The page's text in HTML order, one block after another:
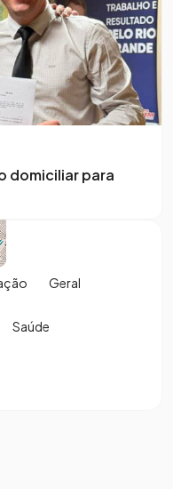
domiciliar para
Geral
Saúde